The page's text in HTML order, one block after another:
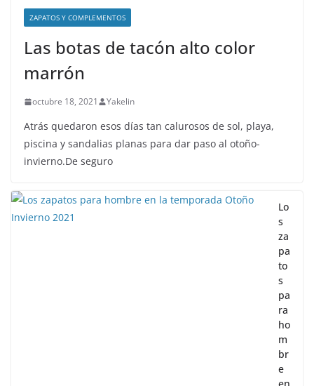
ZAPATOS Y COMPLEMENTOS
Las botas de tacón alto color
marrón
octubre 18, 2021 Yakelin
Atrás quedaron esos días tan calurosos de sol, playa,
piscina y sandalias planas para dar paso al otoño-
invierno.De seguro
Lo
s
za
pa
to
s
pa
ra
ho
m
br
e